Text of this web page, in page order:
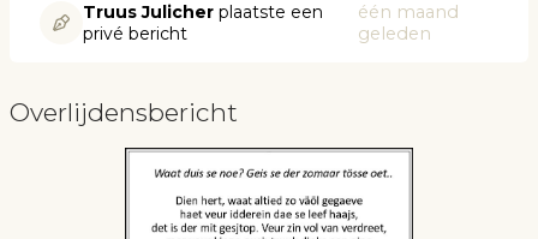
Truus Julicher plaatste een
privé bericht
één maand
geleden
Overlijdensbericht